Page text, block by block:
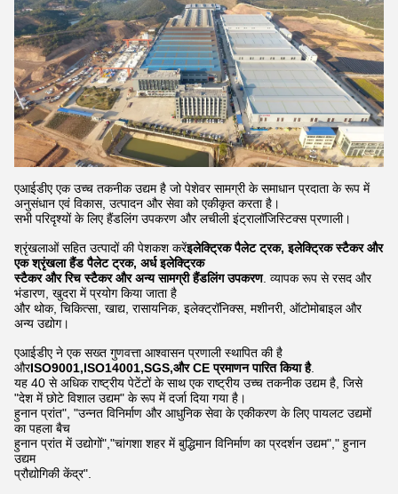
एआईडीए एक उच्च तकनीक उद्यम है जो पेशेवर सामग्री के समाधान प्रदाता के रूप में
अनुसंधान एवं विकास, उत्पादन और सेवा को एकीकृत करता है।
सभी परिदृश्यों के लिए हैंडलिंग उपकरण और लचीली इंट्रालॉजिस्टिक्स प्रणाली।
श्रृंखलाओं सहित उत्पादों की पेशकश करेंइलेक्ट्रिक पैलेट ट्रक, इलेक्ट्रिक स्टैकर और
एक श्रृंखला हैंड पैलेट ट्रक, अर्ध इलेक्ट्रिक
स्टैकर और रिच स्टैकर और अन्य सामग्री हैंडलिंग उपकरण. व्यापक रूप से रसद और
भंडारण, खुदरा में प्रयोग किया जाता है
और थोक, चिकित्सा, खाद्य, रासायनिक, इलेक्ट्रॉनिक्स, मशीनरी, ऑटोमोबाइल और
अन्य उद्योग।
एआईडीए ने एक सख्त गुणवत्ता आश्वासन प्रणाली स्थापित की है
औरISO9001,ISO14001,SGS,और CE प्रमाणन पारित किया है.
यह 40 से अधिक राष्ट्रीय पेटेंटों के साथ एक राष्ट्रीय उच्च तकनीक उद्यम है, जिसे
"देश में छोटे विशाल उद्यम" के रूप में दर्जा दिया गया है।
हुनान प्रांत", "उन्नत विनिर्माण और आधुनिक सेवा के एकीकरण के लिए पायलट उद्यमों
का पहला बैच
हुनान प्रांत में उद्योगों","चांगशा शहर में बुद्धिमान विनिर्माण का प्रदर्शन उद्यम"," हुनान
उद्यम
प्रौद्योगिकी केंद्र".